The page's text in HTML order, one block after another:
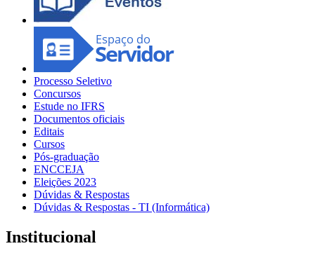
Processo Seletivo
Concursos
Estude no IFRS
Documentos oficiais
Editais
Cursos
Pós-graduação
ENCCEJA
Eleições 2023
Dúvidas & Respostas
Dúvidas & Respostas - TI (Informática)
Institucional